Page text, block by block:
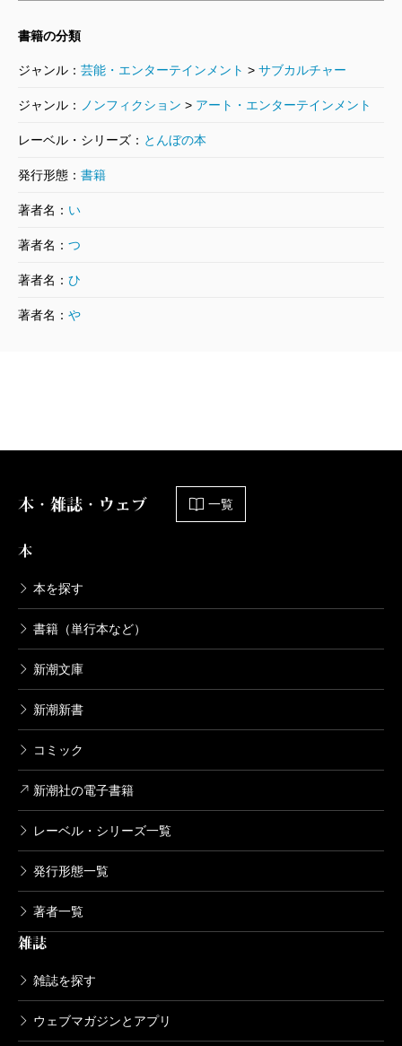
書籍の分類
ジャンル： 芸能・エンターテインメント > サブカルチャー
ジャンル： ノンフィクション > アート・エンターテインメント
レーベル・シリーズ： とんぼの本
発行形態： 書籍
著者名： い
著者名： つ
著者名： ひ
著者名： や
本・雑誌・ウェブ 一覧
本
本を探す
書籍（単行本など）
新潮文庫
新潮新書
コミック
新潮社の電子書籍
レーベル・シリーズ一覧
発行形態一覧
著者一覧
雑誌
雑誌を探す
ウェブマガジンとアプリ